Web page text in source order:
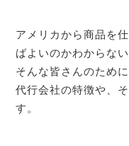
アメリカから商品を
ばよいのかわからな
そんな皆さんのため
代行会社の特徴や、
す。